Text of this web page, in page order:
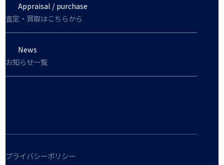
Appraisal / purchase
査定・買取はこちらから
News
お知らせ一覧
プライバシーポリシー